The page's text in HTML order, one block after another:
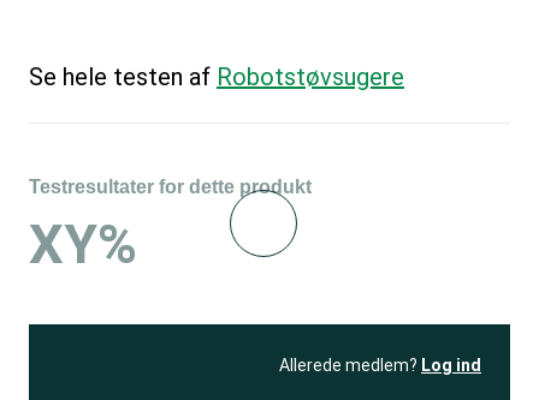
Se hele testen af Robotstøvsugere
Testresultater for dette produkt
XY%
Allerede medlem? Log ind